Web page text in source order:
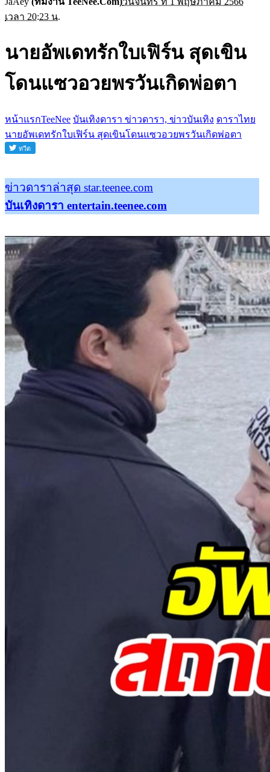
เวลา 20:23 น.
นายอัพเดทรักใบเฟิร์น สุดเขิน
โดนแซวอวยพรวันเกิดพ่อตา
หน้าแรกTeeNee บันเทิงดารา ข่าวดารา, ข่าวบันเทิง ดาราไทย
นายอัพเดทรักใบเฟิร์น สุดเขินโดนแซวอวยพรวันเกิดพ่อตา
ข่าวดาราล่าสุด star.teenee.com
บันเทิงดารา entertain.teenee.com